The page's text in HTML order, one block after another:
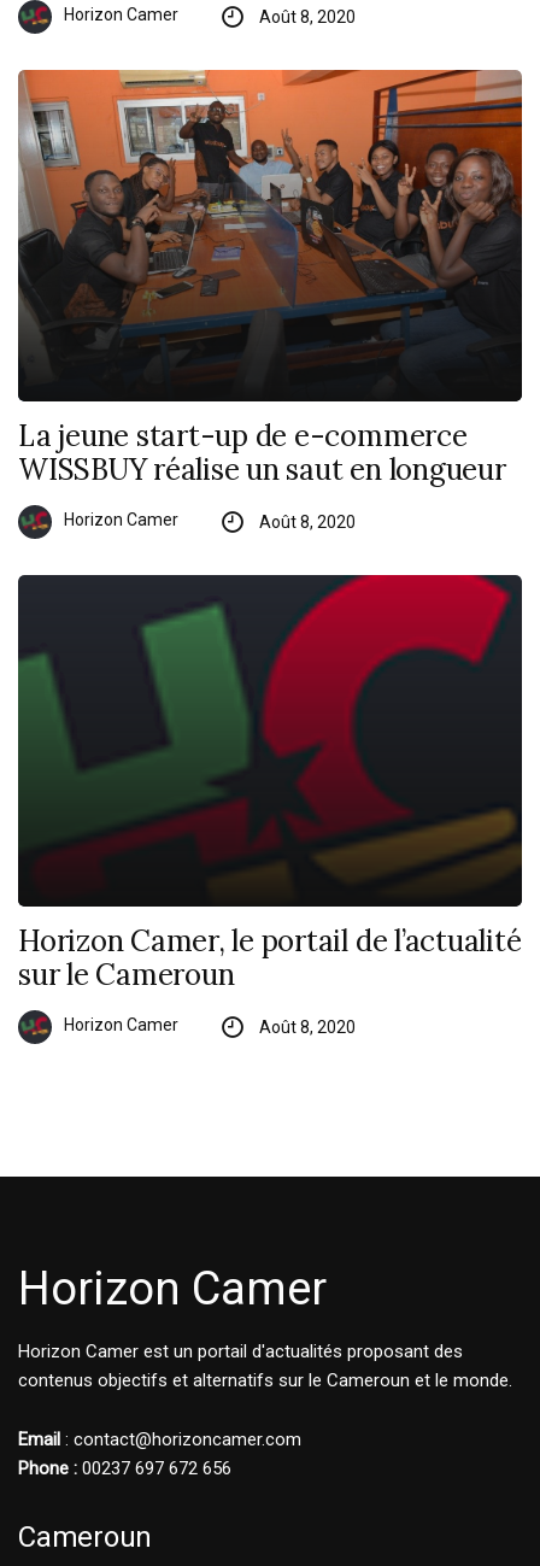
Horizon Camer Août 8, 2020
La jeune start-up de e-commerce
WISSBUY réalise un saut en longueur
Horizon Camer Août 8, 2020
Horizon Camer, le portail de l’actualité
sur le Cameroun
Horizon Camer Août 8, 2020
Horizon Camer
Horizon Camer est un portail d'actualités proposant des
contenus objectifs et alternatifs sur le Cameroun et le monde.
Email : contact@horizoncamer.com
Phone : 00237 697 672 656
Cameroun